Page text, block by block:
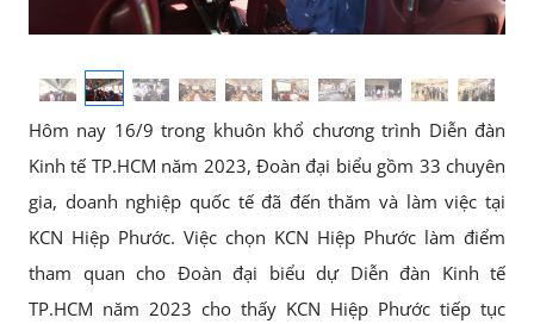
Hôm nay 16/9 trong khuôn khổ chương trình Diễn đàn
Kinh tế TP.HCM năm 2023, Đoàn đại biểu gồm 33 chuyên
gia, doanh nghiệp quốc tế đã đến thăm và làm việc tại
KCN Hiệp Phước. Việc chọn KCN Hiệp Phước làm điểm
tham quan cho Đoàn đại biểu dự Diễn đàn Kinh tế
TP.HCM năm 2023 cho thấy KCN Hiệp Phước tiếp tục